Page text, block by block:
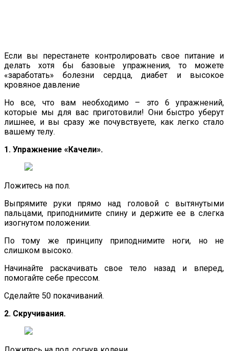
Если вы перестанете контролировать свое питание и
делать хотя бы базовые упражнения, то можете
«заработать» болезни сердца, диабет и высокое
кровяное давление
Но все, что вам необходимо – это 6 упражнений,
которые мы для вас приготовили! Они быстро уберут
лишнее, и вы сразу же почувствуете, как легко стало
вашему телу.
1. Упражнение «Качели».
Ложитесь на пол.
Выпрямите руки прямо над головой с вытянутыми
пальцами, приподнимите спину и держите ее в слегка
изогнутом положении.
По тому же принципу приподнимите ноги, но не
слишком высоко.
Начинайте раскачивать свое тело назад и вперед,
помогайте себе прессом.
Сделайте 50 покачиваний.
2. Скручивания.